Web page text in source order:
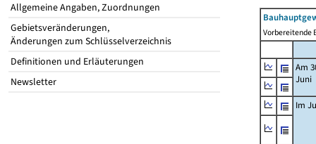
Allgemeine Angaben, Zuordnungen
Gebietsveränderungen,
Änderungen zum Schlüsselverzeichnis
Definitionen und Erläuterungen
Newsletter
Vorbereitende
Am
Juni
Im